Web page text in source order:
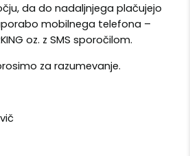
da do nadaljnjega plačujejo
mobilnega telefona –
oz. z SMS sporočilom.
za razumevanje.